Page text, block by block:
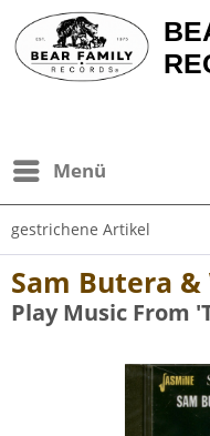
Menü
gestrichene Artikel
Sam Butera &
Play Music From